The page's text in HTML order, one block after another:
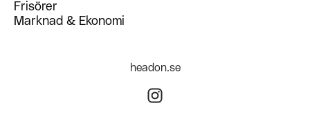
Frisörer
Marknad & Ekonomi
headon.se